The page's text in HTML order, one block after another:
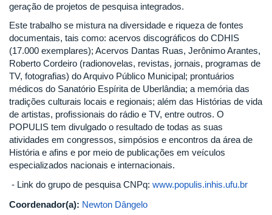
geração de projetos de pesquisa integrados.
Este trabalho se mistura na diversidade e riqueza de fontes
documentais, tais como: acervos discográficos do CDHIS
(17.000 exemplares); Acervos Dantas Ruas, Jerônimo Arantes,
Roberto Cordeiro (radionovelas, revistas, jornais, programas de
TV, fotografias) do Arquivo Público Municipal; prontuários
médicos do Sanatório Espírita de Uberlândia; a memória das
tradições culturais locais e regionais; além das Histórias de vida
de artistas, profissionais do rádio e TV, entre outros. O
POPULIS tem divulgado o resultado de todas as suas
atividades em congressos, simpósios e encontros da área de
História e afins e por meio de publicações em veículos
especializados nacionais e internacionais.
- Link do grupo de pesquisa CNPq: www.populis.inhis.ufu.br
Coordenador(a): Newton Dângelo